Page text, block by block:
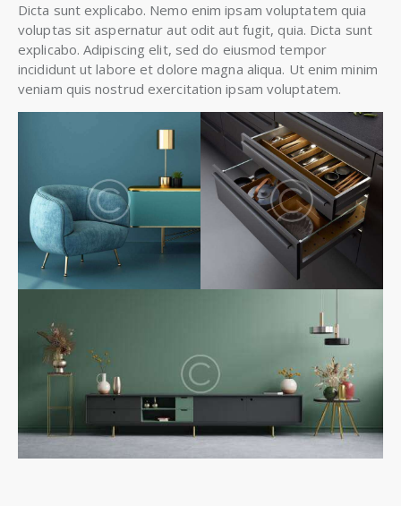
Dicta sunt explicabo. Nemo enim ipsam voluptatem quia
voluptas sit aspernatur aut odit aut fugit, quia. Dicta sunt
explicabo. Adipiscing elit, sed do eiusmod tempor
incididunt ut labore et dolore magna aliqua. Ut enim minim
veniam quis nostrud exercitation ipsam voluptatem.